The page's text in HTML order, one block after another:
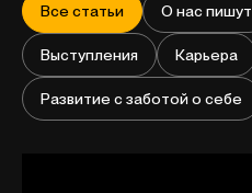
Все статьи О нас пишут
Выступления Карьера
Развитие с заботой о себе